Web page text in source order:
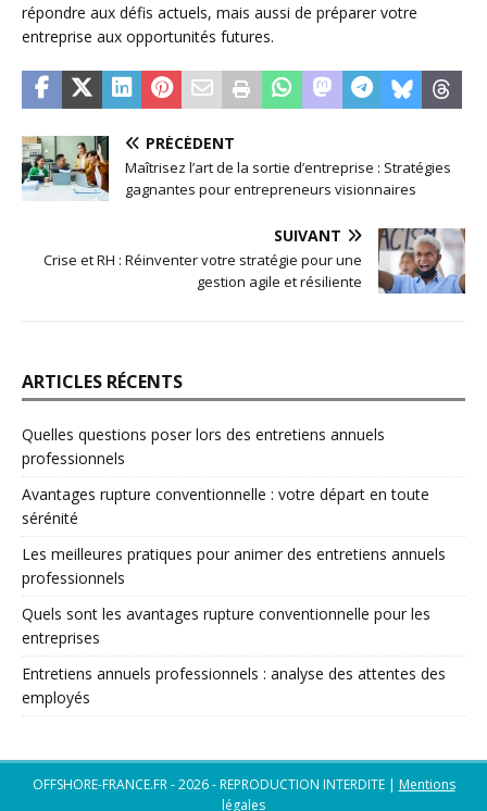
répondre aux défis actuels, mais aussi de préparer votre
entreprise aux opportunités futures.
PRÉCÉDENT
Maîtrisez l’art de la sortie d’entreprise : Stratégies
gagnantes pour entrepreneurs visionnaires
SUIVANT
Crise et RH : Réinventer votre stratégie pour une
gestion agile et résiliente
ARTICLES RÉCENTS
Quelles questions poser lors des entretiens annuels
professionnels
Avantages rupture conventionnelle : votre départ en toute
sérénité
Les meilleures pratiques pour animer des entretiens annuels
professionnels
Quels sont les avantages rupture conventionnelle pour les
entreprises
Entretiens annuels professionnels : analyse des attentes des
employés
OFFSHORE-FRANCE.FR - 2026 - REPRODUCTION INTERDITE | Mentions
légales